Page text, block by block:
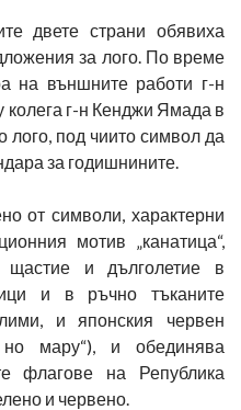
двете страни обявиха
за лого. По време
на външните работи г-н
колега г-н Кенджи Ямада в
лого, под чиито символ да
за годишнините.
от символи, характерни
мотив „канатица“,
и дълголетие в
и в ръчно тъканите
и японския червен
мару“), и обединява
флагове на Република
и червено.